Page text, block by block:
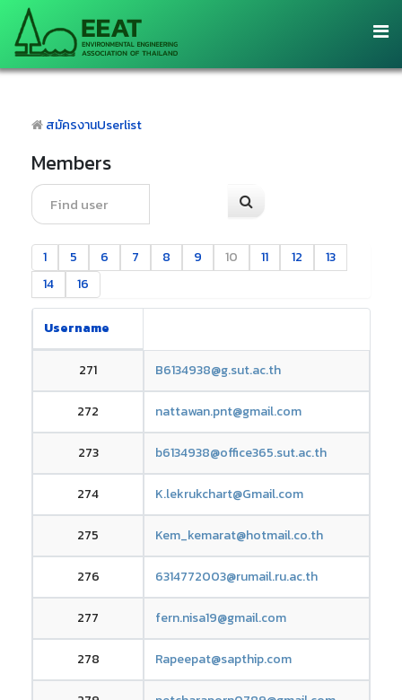
สมัครงานUserlist
Members
1 5 6 7 8 9 10 11 12
13
14
16
Username
271 B6134938@g.sut.ac.th
272 nattawan.pnt@gmail.com
273 b6134938@office365.sut.ac.th
274 K.lekrukchart@Gmail.com
275 Kem_kemarat@hotmail.co.th
276 6314772003@rumail.ru.ac.th
277 fern.nisa19@gmail.com
278 Rapeepat@sapthip.com